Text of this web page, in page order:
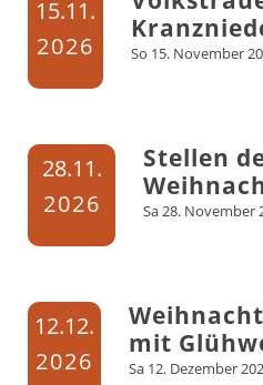
15.11.
2026
So 15. November
28.11.
2026
Stellen
Sa28. November
12.12.
2026
mit
Sa 12. Dezember